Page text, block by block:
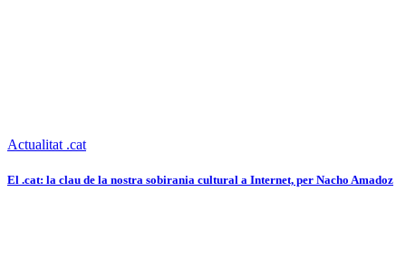
Actualitat .cat
El .cat: la clau de la nostra sobirania cultural a Internet, per Nacho Amadoz